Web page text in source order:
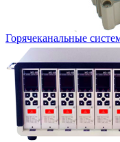
Горячеканальные